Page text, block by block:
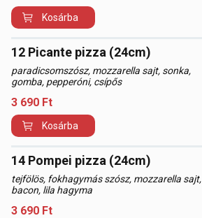
Kosárba
12 Picante pizza (24cm)
paradicsomszósz, mozzarella sajt, sonka,
gomba, pepperóni, csípős
3 690 Ft
Kosárba
14 Pompei pizza (24cm)
tejfölös, fokhagymás szósz, mozzarella sajt,
bacon, lila hagyma
3 690 Ft